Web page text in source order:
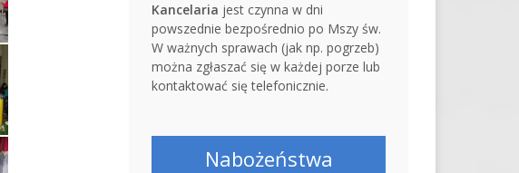
Kancelaria jest czynna w dni
powszednie bezpośrednio po Mszy św.
W ważnych sprawach (jak np. pogrzeb)
można zgłaszać się w każdej porze lub
kontaktować się telefonicznie.
Nabożeństwa